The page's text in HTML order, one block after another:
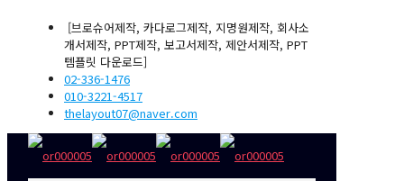
[브로슈어제작, 카다로그제작, 지명원제작, 회사소
개서제작, PPT제작, 보고서제작, 제안서제작, PPT
템플릿 다운로드]
02-336-1476
010-3221-4517
thelayout07@naver.com